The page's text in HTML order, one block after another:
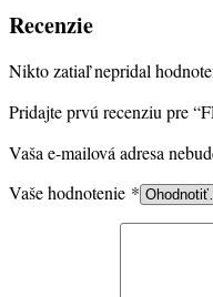
Recenzie
Nikto zatiaľ nepridal
Pridajte prvú recenziu pre
Vaša e-mailová adresa
Vaše hodnotenie *